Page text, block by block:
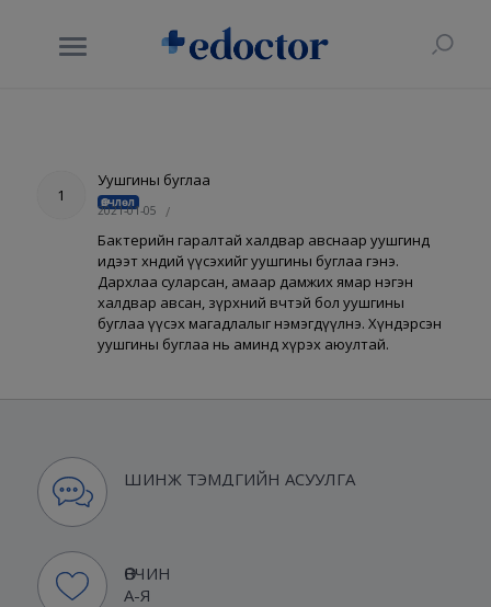
1
Уушгины буглаа
Өвчлөл
2021-01-05 /
Бактерийн гаралтай халдвар авснаар уушгинд
идээт хөндий үүсэхийг уушгины буглаа гэнэ.
Дархлаа суларсан, амаар дамжих ямар нэгэн
халдвар авсан, зүрхний өвчтэй бол уушгины
буглаа үүсэх магадлалыг нэмэгдүүлнэ. Хүндэрсэн
уушгины буглаа нь аминд хүрэх аюултай.
ШИНЖ ТЭМДГИЙН АСУУЛГА
ӨВЧИН
А-Я